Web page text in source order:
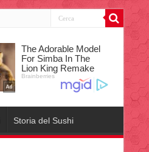
Storia del Sushi